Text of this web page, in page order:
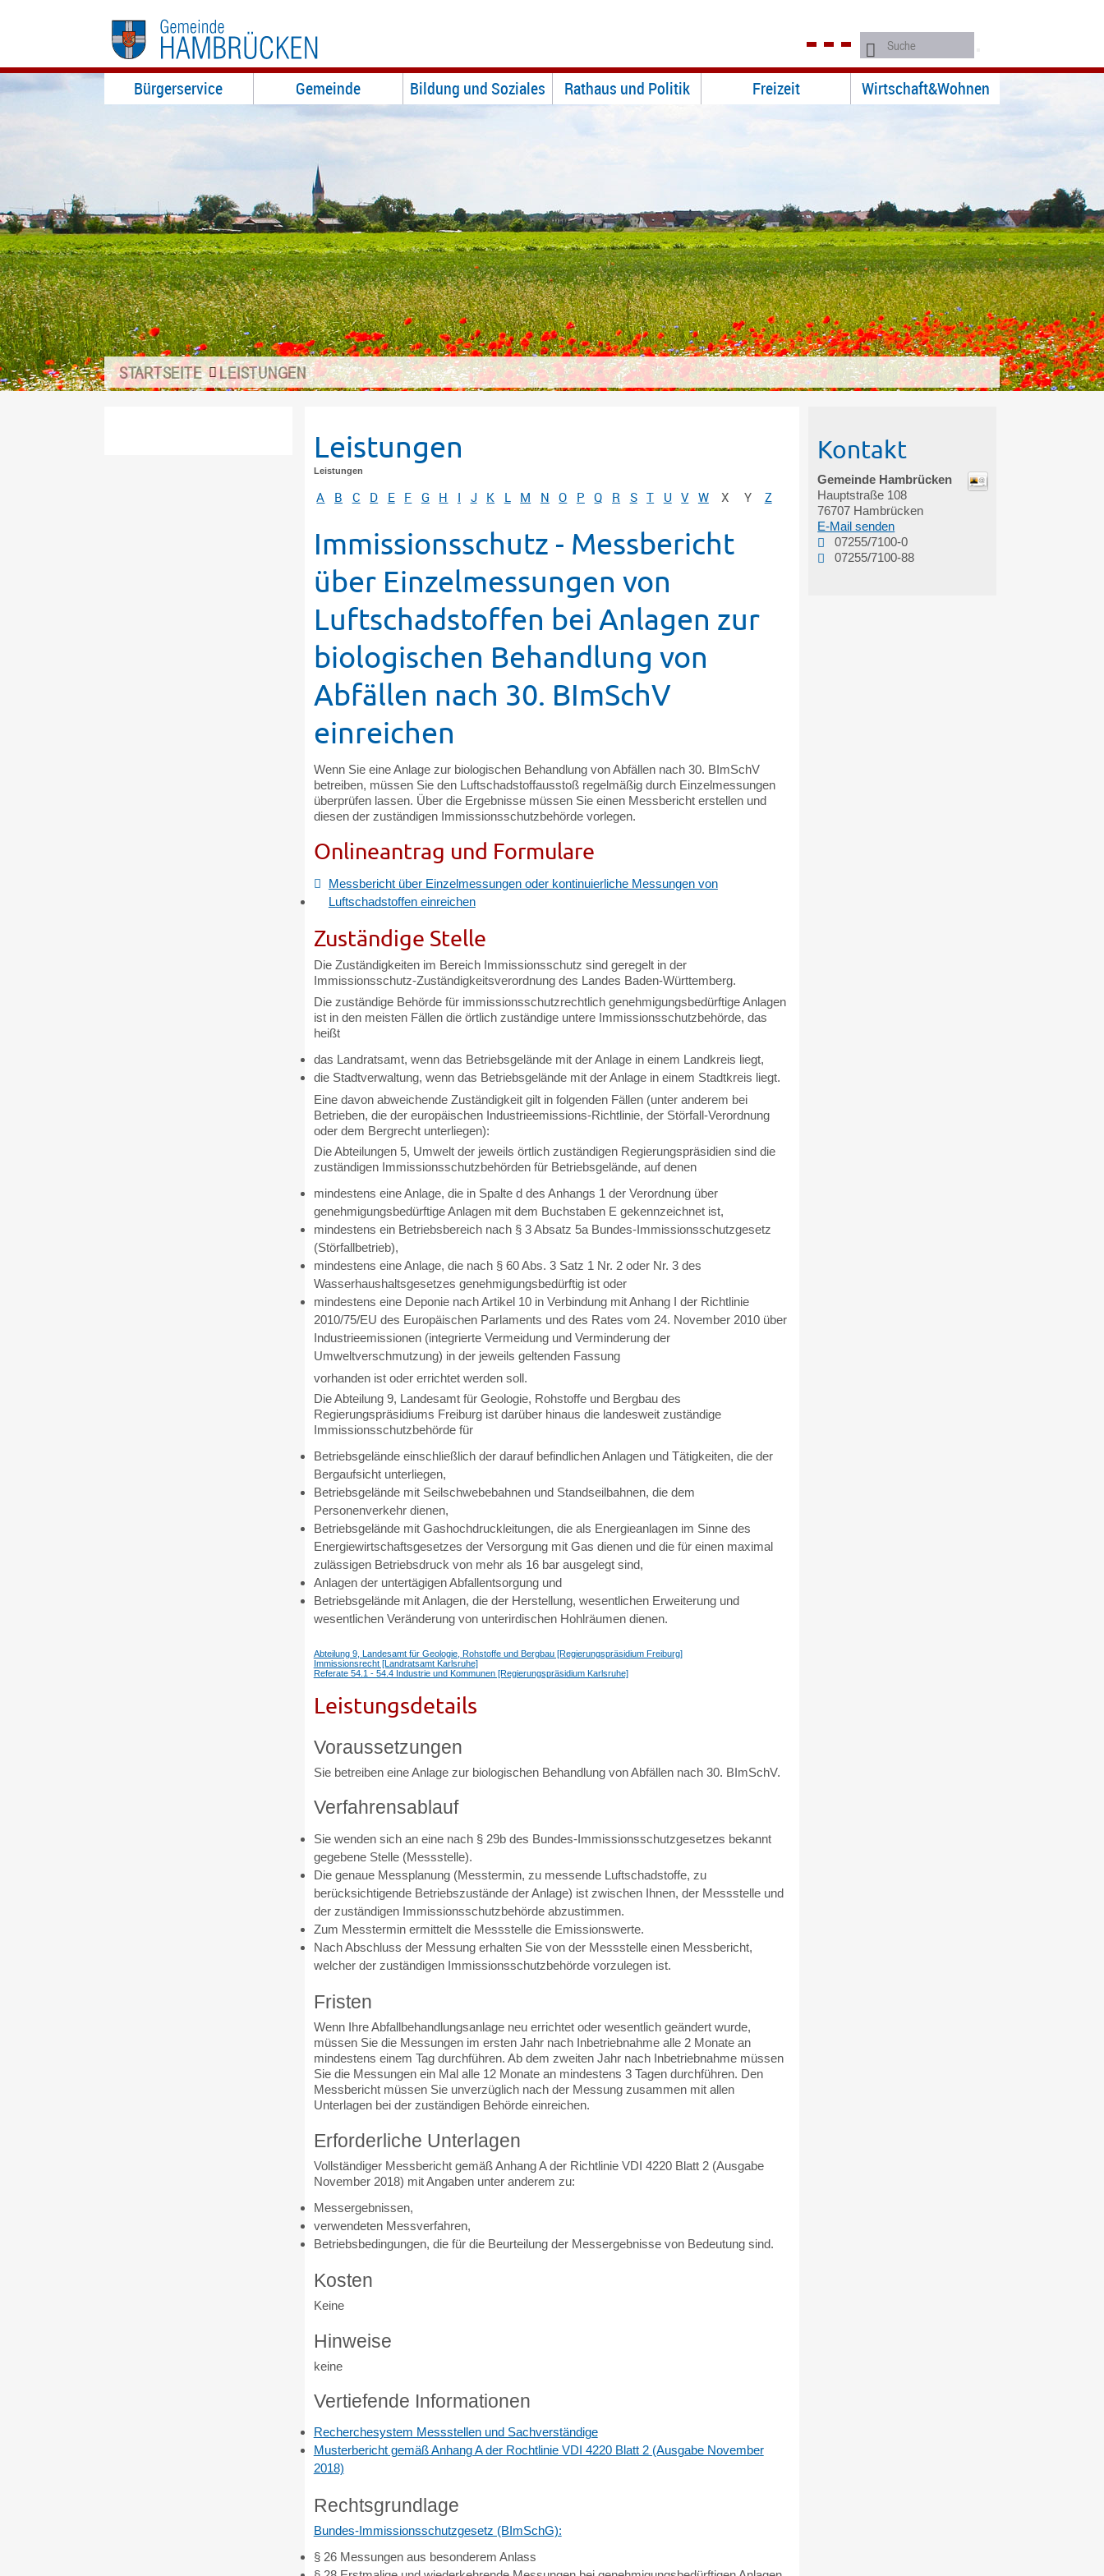
Bürgerservice Gemeinde Bildung und Soziales Rathaus und Politik Freizeit Wirtschaft&Wohnen
STARTSEITE LEISTUNGEN
Leistungen
Leistungen
A B C D E F G H I J K L M N O P Q R S T U V W X Y Z
Immissionsschutz - Messbericht
über Einzelmessungen von
Luftschadstoffen bei Anlagen zur
biologischen Behandlung von
Abfällen nach 30. BImSchV
einreichen
Wenn Sie eine Anlage zur biologischen Behandlung von Abfällen nach 30. BImSchV
betreiben, müssen Sie den Luftschadstoffausstoß regelmäßig durch Einzelmessungen
überprüfen lassen. Über die Ergebnisse müssen Sie einen Messbericht erstellen und
diesen der zuständigen Immissionsschutzbehörde vorlegen.
Onlineantrag und Formulare
Messbericht über Einzelmessungen oder kontinuierliche Messungen von
Luftschadstoffen einreichen
Zuständige Stelle
Die Zuständigkeiten im Bereich Immissionsschutz sind geregelt in der
Immissionsschutz-Zuständigkeitsverordnung des Landes Baden-Württemberg.
Die zuständige Behörde für immissionsschutzrechtlich genehmigungsbedürftige Anlagen
ist in den meisten Fällen die örtlich zuständige untere Immissionsschutzbehörde, das
heißt
das Landratsamt, wenn das Betriebsgelände mit der Anlage in einem Landkreis liegt,
die Stadtverwaltung, wenn das Betriebsgelände mit der Anlage in einem Stadtkreis liegt.
Eine davon abweichende Zuständigkeit gilt in folgenden Fällen (unter anderem bei
Betrieben, die der europäischen Industrieemissions-Richtlinie, der Störfall-Verordnung
oder dem Bergrecht unterliegen):
Die Abteilungen 5, Umwelt der jeweils örtlich zuständigen Regierungspräsidien sind die
zuständigen Immissionsschutzbehörden für Betriebsgelände, auf denen
mindestens eine Anlage, die in Spalte d des Anhangs 1 der Verordnung über
genehmigungsbedürftige Anlagen mit dem Buchstaben E gekennzeichnet ist,
mindestens ein Betriebsbereich nach § 3 Absatz 5a Bundes-Immissionsschutzgesetz
(Störfallbetrieb),
mindestens eine Anlage, die nach § 60 Abs. 3 Satz 1 Nr. 2 oder Nr. 3 des
Wasserhaushaltsgesetzes genehmigungsbedürftig ist oder
mindestens eine Deponie nach Artikel 10 in Verbindung mit Anhang I der Richtlinie
2010/75/EU des Europäischen Parlaments und des Rates vom 24. November 2010 über
Industrieemissionen (integrierte Vermeidung und Verminderung der
Umweltverschmutzung) in der jeweils geltenden Fassung
vorhanden ist oder errichtet werden soll.
Die Abteilung 9, Landesamt für Geologie, Rohstoffe und Bergbau des
Regierungspräsidiums Freiburg ist darüber hinaus die landesweit zuständige
Immissionsschutzbehörde für
Betriebsgelände einschließlich der darauf befindlichen Anlagen und Tätigkeiten, die der
Bergaufsicht unterliegen,
Betriebsgelände mit Seilschwebebahnen und Standseilbahnen, die dem
Personenverkehr dienen,
Betriebsgelände mit Gashochdruckleitungen, die als Energieanlagen im Sinne des
Energiewirtschaftsgesetzes der Versorgung mit Gas dienen und die für einen maximal
zulässigen Betriebsdruck von mehr als 16 bar ausgelegt sind,
Anlagen der untertägigen Abfallentsorgung und
Betriebsgelände mit Anlagen, die der Herstellung, wesentlichen Erweiterung und
wesentlichen Veränderung von unterirdischen Hohlräumen dienen.
Abteilung 9, Landesamt für Geologie, Rohstoffe und Bergbau [Regierungspräsidium Freiburg]
Immissionsrecht [Landratsamt Karlsruhe]
Referate 54.1 - 54.4 Industrie und Kommunen [Regierungspräsidium Karlsruhe]
Leistungsdetails
Voraussetzungen
Sie betreiben eine Anlage zur biologischen Behandlung von Abfällen nach 30. BImSchV.
Verfahrensablauf
Sie wenden sich an eine nach § 29b des Bundes-Immissionsschutzgesetzes bekannt
gegebene Stelle (Messstelle).
Die genaue Messplanung (Messtermin, zu messende Luftschadstoffe, zu
berücksichtigende Betriebszustände der Anlage) ist zwischen Ihnen, der Messstelle und
der zuständigen Immissionsschutzbehörde abzustimmen.
Zum Messtermin ermittelt die Messstelle die Emissionswerte.
Nach Abschluss der Messung erhalten Sie von der Messstelle einen Messbericht,
welcher der zuständigen Immissionsschutzbehörde vorzulegen ist.
Fristen
Wenn Ihre Abfallbehandlungsanlage neu errichtet oder wesentlich geändert wurde,
müssen Sie die Messungen im ersten Jahr nach Inbetriebnahme alle 2 Monate an
mindestens einem Tag durchführen. Ab dem zweiten Jahr nach Inbetriebnahme müssen
Sie die Messungen ein Mal alle 12 Monate an mindestens 3 Tagen durchführen. Den
Messbericht müssen Sie unverzüglich nach der Messung zusammen mit allen
Unterlagen bei der zuständigen Behörde einreichen.
Erforderliche Unterlagen
Vollständiger Messbericht gemäß Anhang A der Richtlinie VDI 4220 Blatt 2 (Ausgabe
November 2018) mit Angaben unter anderem zu:
Messergebnissen,
verwendeten Messverfahren,
Betriebsbedingungen, die für die Beurteilung der Messergebnisse von Bedeutung sind.
Kosten
Keine
Hinweise
keine
Vertiefende Informationen
Recherchesystem Messstellen und Sachverständige
Musterbericht gemäß Anhang A der Rochtlinie VDI 4220 Blatt 2 (Ausgabe November
2018)
Rechtsgrundlage
Bundes-Immissionsschutzgesetz (BImSchG):
§ 26 Messungen aus besonderem Anlass
Kontakt
Gemeinde Hambrücken
Hauptstraße 108
76707 Hambrücken
E-Mail senden
07255/7100-0
07255/7100-88